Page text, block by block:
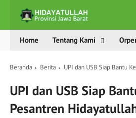
Home Tentang Kami
Beranda Berita UPI dan USB Siap Bantu
UPI dan USB Siap
Pesantren